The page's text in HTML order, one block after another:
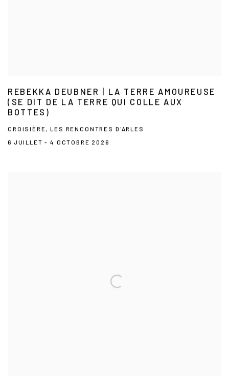
REBEKKA DEUBNER | LA TERRE AMOUREUSE
(SE DIT DE LA TERRE QUI COLLE AUX
BOTTES)
CROISIÈRE, LES RENCONTRES D'ARLES
6 JUILLET - 4 OCTOBRE 2026